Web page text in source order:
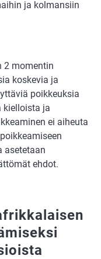
ja kolmansiin
2 momentin
koskevia ja
poikkeuksia
kielloista ja
ei aiheuta
asetetaan
ehdot.